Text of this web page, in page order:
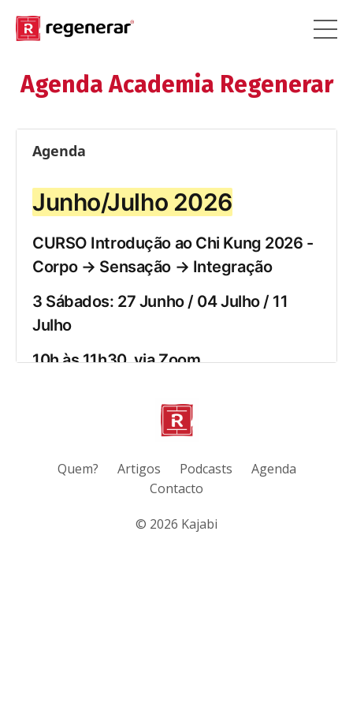
Agenda Academia Regenerar
Quem? Artigos Podcasts
Agenda
Contacto
© 2026 Kajabi